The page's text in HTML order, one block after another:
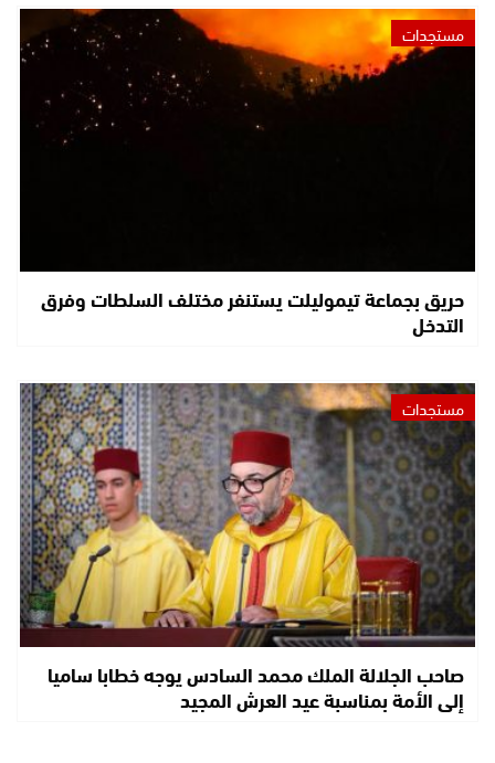
مستجدات
حريق بجماعة تيموليلت يستنفر مختلف السلطات وفرق
التدخل
مستجدات
صاحب الجلالة الملك محمد السادس يوجه خطابا ساميا
إلى الأمة بمناسبة عيد العرش المجيد